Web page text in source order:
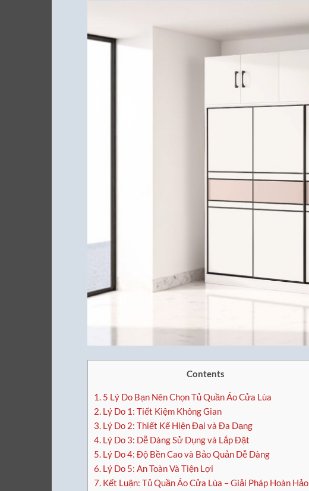
Contents
1. 5 Lý Do Bạn Nên Chọn Tủ Quần Áo Cửa Lùa
2. Lý Do 1: Tiết Kiệm Không Gian
3. Lý Do 2: Thiết Kế Hiện Đại và Đa Dạng
4. Lý Do 3: Dễ Dàng Sử Dụng và Lắp Đặt
5. Lý Do 4: Độ Bền Cao và Bảo Quản Dễ Dàng
6. Lý Do 5: An Toàn Và Tiện Lợi
7. Kết Luận: Tủ Quần Áo Cửa Lùa – Giải Pháp Hoàn Hảo